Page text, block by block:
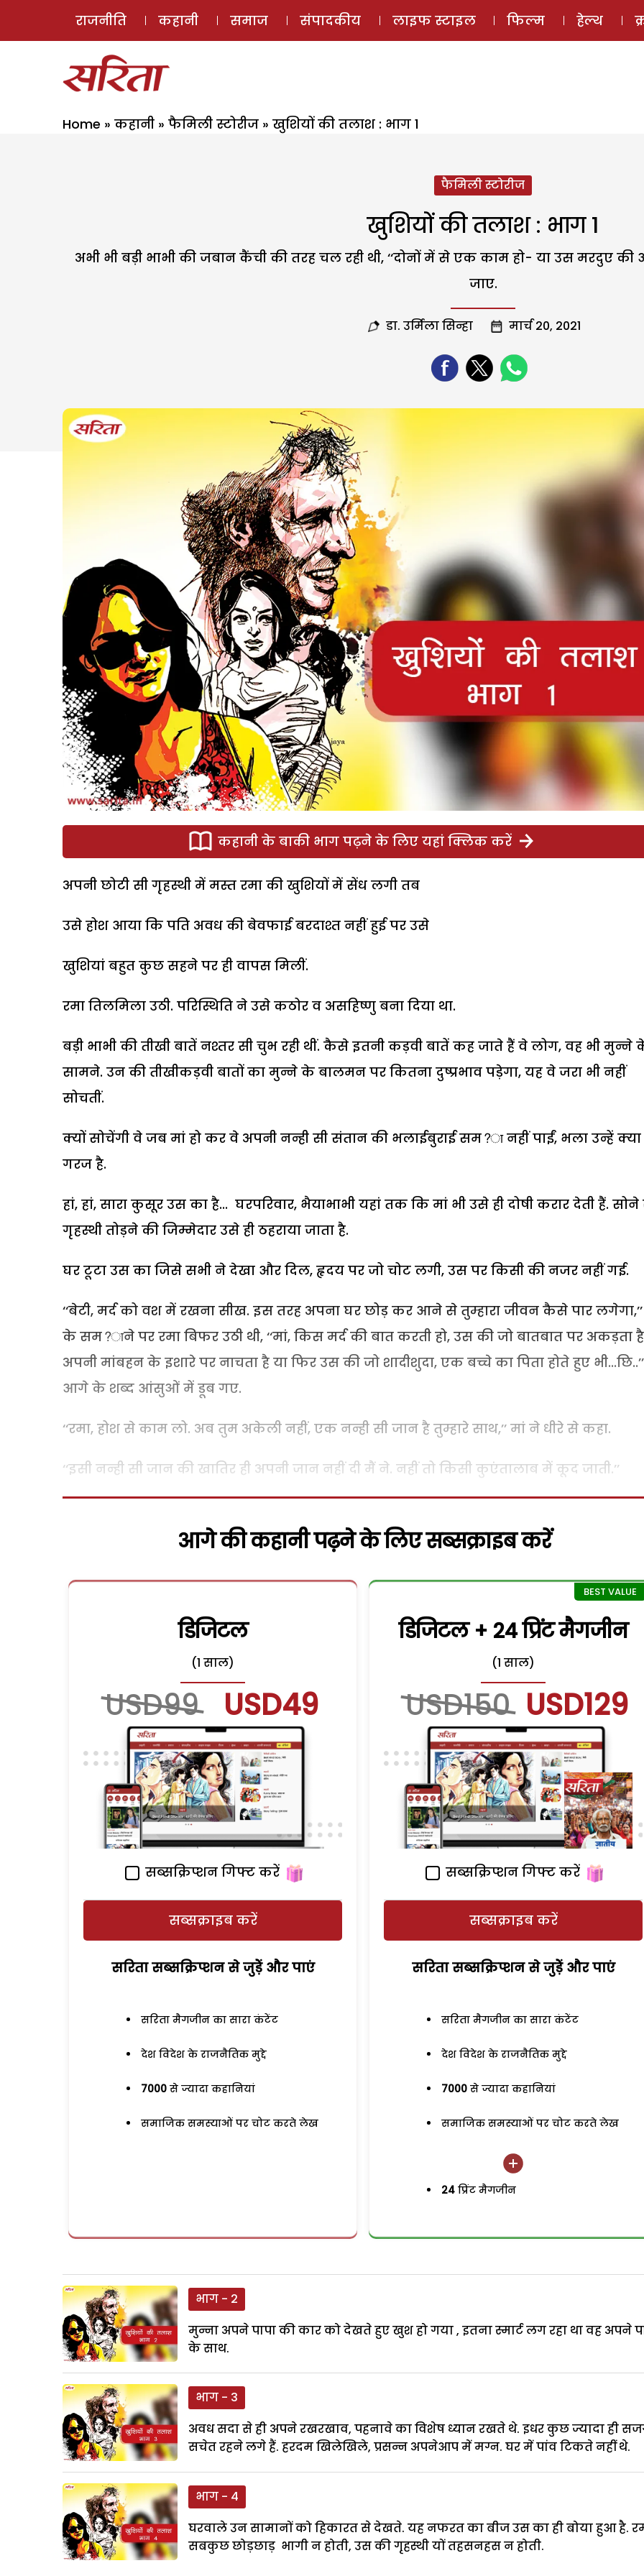
ई-मैगज़ीन
राजनीति कहानी समाज संपादकीय लाइफ स्टाइल फिल्म हेल्थ
Home » कहानी » फैमिली स्टोरीज » खुशियों की तलाश : भाग 1
फैमिली स्टोरीज
खुशियों की तलाश : भाग 1
अभी भी बड़ी भाभी की जबान कैंची की तरह चल रही थी, ‘‘दोनों में से एक काम हो- या उस मरदुए
जाए.
डा. उर्मिला सिन्हा मार्च 20, 2021
कहानी के बाकी भाग पढ़ने के लिए यहां क्लिक करें
अपनी छोटी सी गृहस्थी में मस्त रमा की खुशियों में सेंध लगी तब
उसे होश आया कि पति अवध की बेवफाई बरदाश्त नहीं हुई पर उसे
खुशियां बहुत कुछ सहने पर ही वापस मिलीं.
रमा तिलमिला उठी. परिस्थिति ने उसे कठोर व असहिष्णु बना दिया था.
बड़ी भाभी की तीखी बातें नश्तर सी चुभ रही थीं. कैसे इतनी कड़वी बातें कह जाते हैं वे लोग, वह भी मुन्ने
सामने. उन की तीखीकड़वी बातों का मुन्ने के बालमन पर कितना दुष्प्रभाव पड़ेगा, यह वे जरा भी नहीं
सोचतीं.
क्यों सोचेंगी वे जब मां हो कर वे अपनी नन्ही सी संतान की भलाईबुराई सम?ा नहीं पाईं, भला उन्हें क्या
गरज है.
हां, हां, सारा कुसूर उस का है... घरपरिवार, भैयाभाभी यहां तक कि मां भी उसे ही दोषी करार देती हैं. सोने
गृहस्थी तोड़ने की जिम्मेदार उसे ही ठहराया जाता है.
घर टूटा उस का जिसे सभी ने देखा और दिल, हृदय पर जो चोट लगी, उस पर किसी की नजर नहीं गई.
‘‘बेटी, मर्द को वश में रखना सीख. इस तरह अपना घर छोड़ कर आने से तुम्हारा जीवन कैसे पार
के सम?ाने पर रमा बिफर उठी थी, ‘‘मां, किस मर्द की बात करती हो, उस की जो बातबात पर अकड़ता
अपनी मांबहन के इशारे पर नाचता है या फिर उस की जो शादीशुदा, एक बच्चे का पिता होते हुए भी...छि..’’
आगे के शब्द आंसुओं में डूब गए.
‘‘रमा, होश से काम लो. अब तुम अकेली नहीं, एक नन्ही सी जान है तुम्हारे साथ,’’ मां ने धीरे से कहा.
‘‘इसी नन्ही सी जान की खातिर ही अपनी जान नहीं दी मैं ने. नहीं तो किसी कुएंतालाब में कूद जाती.’’
आगे की कहानी पढ़ने के लिए सब्सक्राइब करें
डिजिटल
(1 साल)
USD99 USD49
सब्सक्रिप्शन गिफ्ट करें
सब्सक्राइब करें
सरिता सब्सक्रिप्शन से जुड़ेें और पाएं
सरिता मैगजीन का सारा कंटेंट
देश विदेश के राजनैतिक मुद्दे
7000 से ज्यादा कहानियां
समाजिक समस्याओं पर चोट करते लेख
डिजिटल + 24 प्रिंट मैगजीन
(1 साल)
USD150 USD129
सब्सक्रिप्शन गिफ्ट करें
सब्सक्राइब करें
सरिता सब्सक्रिप्शन से जुड़ेें और पाएं
सरिता मैगजीन का सारा कंटेंट
देश विदेश के राजनैतिक मुद्दे
7000 से ज्यादा कहानियां
समाजिक समस्याओं पर चोट करते लेख
24 प्रिंट मैगजीन
भाग - 2
मुन्ना अपने पापा की कार को देखते हुए खुश हो गया , इतना स्मार्ट लग रहा था वह अपने
के साथ.
भाग - 3
अवध सदा से ही अपने रखरखाव, पहनावे का विशेष ध्यान रखते थे. इधर कुछ ज्यादा ही
सचेत रहने लगे हैं. हरदम खिलेखिले, प्रसन्न अपनेआप में मग्न. घर में पांव टिकते नहीं थे.
भाग - 4
घरवाले उन सामानों को हिकारत से देखते. यह नफरत का बीज उस का ही बोया हुआ है.
सबकुछ छोड़छाड़ भागी न होती, उस की गृहस्थी यों तहसनहस न होती.